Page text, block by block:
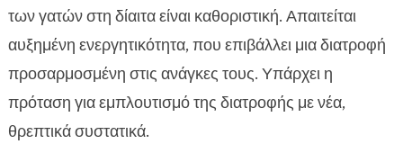
των γατών στη δίαιτα είναι καθοριστική. Απαιτείται
αυξημένη ενεργητικότητα, που επιβάλλει μια διατροφή
προσαρμοσμένη στις ανάγκες τους. Υπάρχει η
πρόταση για εμπλουτισμό της διατροφής με νέα,
θρεπτικά συστατικά.